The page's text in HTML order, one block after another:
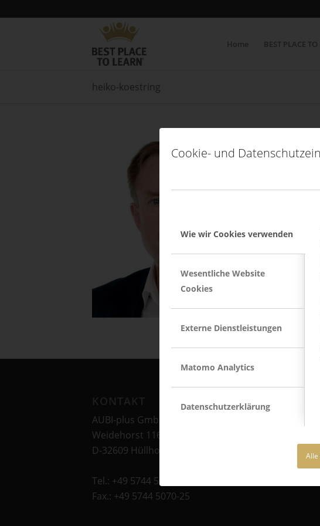
Cookie- und
Wie wir Cookies verwenden
Wesentliche Website
Cookies
Externe Dienstleistungen
Matomo Analytics
Datenschutzerklärung
Alle
Home BEST PLACE
heiko-koestring
AUBI-plus GmbH
Weidehorst 116
D-32609 Hüllhorst
Tel.: +49 5744 5070-0
Fax.: +49 5744 5070-25